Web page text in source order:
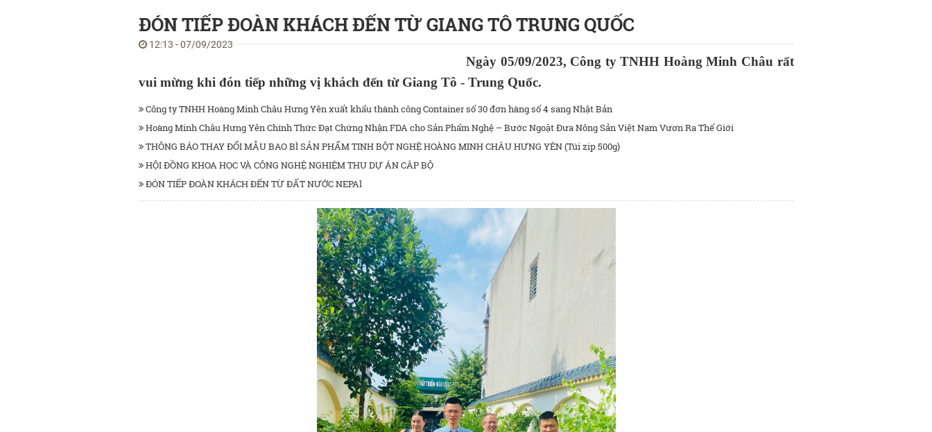
ĐÓN TIẾP ĐOÀN KHÁCH ĐẾN TỪ GIANG TÔ TRUNG QUỐC
12:13 - 07/09/2023
Ngày 05/09/2023, Công ty TNHH Hoàng Minh Châu rất
vui mừng khi đón tiếp những vị khách đến từ Giang Tô - Trung Quốc.
Công ty TNHH Hoàng Minh Châu Hưng Yên xuất khẩu thành công Container số 30 đơn hàng số 4 sang Nhật Bản
Hoàng Minh Châu Hưng Yên Chính Thức Đạt Chứng Nhận FDA cho Sản Phẩm Nghệ – Bước Ngoặt Đưa Nông Sản Việt Nam Vươn Ra Thế Giới
THÔNG BÁO THAY ĐỔI MẪU BAO BÌ SẢN PHẨM TINH BỘT NGHỆ HOÀNG MINH CHÂU HƯNG YÊN (Túi zip 500g)
HỘI ĐỒNG KHOA HỌC VÀ CÔNG NGHỆ NGHIỆM THU DỰ ÁN CÂP BỘ
ĐÓN TIẾP ĐOÀN KHÁCH ĐẾN TỪ ĐẤT NƯỚC NEPAl